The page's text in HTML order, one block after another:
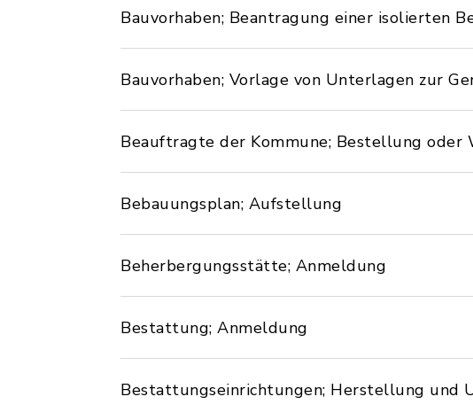
Bauvorhaben; Beantragung einer isolierten
Bauvorhaben; Vorlage von Unterlagen zur
Beauftragte der Kommune; Bestellung oder
Bebauungsplan; Aufstellung
Beherbergungsstätte; Anmeldung
Bestattung; Anmeldung
Bestattungseinrichtungen; Herstellung und